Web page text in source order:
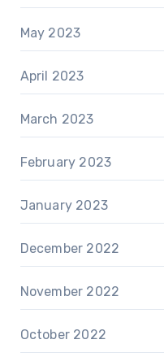
May 2023
April 2023
March 2023
February 2023
January 2023
December 2022
November 2022
October 2022